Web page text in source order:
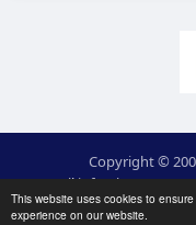
This website uses cookies to
experience on our website.
Copyright ©
mail:
webdesign:Ing. Pavel